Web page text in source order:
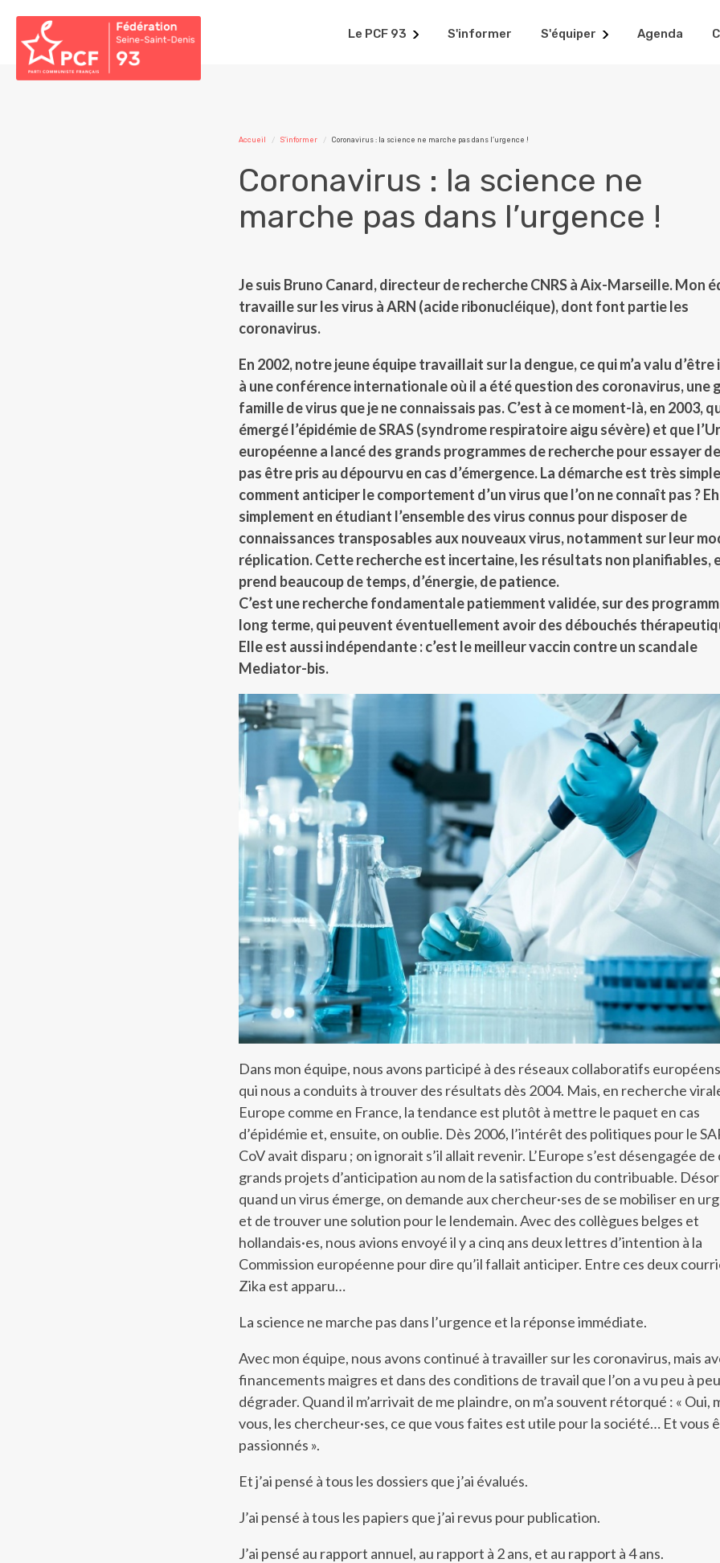
Le PCF 93 S'informer S'équiper Agenda
Accueil S'informer Coronavirus : la science ne marche pas dans l’urgence !
Coronavirus : la science ne
marche pas dans l’urgence !
Je suis Bruno Canard, directeur de recherche CNRS à Aix-Marseille. Mon
travaille sur les virus à ARN (acide ribonucléique), dont font partie les
coronavirus.
En 2002, notre jeune équipe travaillait sur la dengue, ce qui m’a valu
à une conférence internationale où il a été question des coronavirus, une
famille de virus que je ne connaissais pas. C’est à ce moment-là, en 2003,
émergé l’épidémie de SRAS (syndrome respiratoire aigu sévère) et que
européenne a lancé des grands programmes de recherche pour essayer
pas être pris au dépourvu en cas d’émergence. La démarche est très
comment anticiper le comportement d’un virus que l’on ne connaît pas ?
simplement en étudiant l’ensemble des virus connus pour disposer de
connaissances transposables aux nouveaux virus, notamment sur leur
réplication. Cette recherche est incertaine, les résultats non planifiables,
prend beaucoup de temps, d’énergie, de patience.
C’est une recherche fondamentale patiemment validée, sur des
long terme, qui peuvent éventuellement avoir des débouchés
Elle est aussi indépendante : c’est le meilleur vaccin contre un scandale
Mediator-bis.
Dans mon équipe, nous avons participé à des réseaux collaboratifs
qui nous a conduits à trouver des résultats dès 2004. Mais, en recherche
Europe comme en France, la tendance est plutôt à mettre le paquet en cas
d’épidémie et, ensuite, on oublie. Dès 2006, l’intérêt des politiques pour le
CoV avait disparu ; on ignorait s’il allait revenir. L’Europe s’est désengagée de
grands projets d’anticipation au nom de la satisfaction du contribuable.
quand un virus émerge, on demande aux chercheur·ses de se mobiliser en
et de trouver une solution pour le lendemain. Avec des collègues belges et
hollandais·es, nous avions envoyé il y a cinq ans deux lettres d’intention à la
Commission européenne pour dire qu’il fallait anticiper. Entre ces deux
Zika est apparu…
La science ne marche pas dans l’urgence et la réponse immédiate.
Avec mon équipe, nous avons continué à travailler sur les coronavirus, mais
financements maigres et dans des conditions de travail que l’on a vu peu à
dégrader. Quand il m’arrivait de me plaindre, on m’a souvent rétorqué : « Oui,
vous, les chercheur·ses, ce que vous faites est utile pour la société… Et vous
passionnés ».
Et j’ai pensé à tous les dossiers que j’ai évalués.
J’ai pensé à tous les papiers que j’ai revus pour publication.
J’ai pensé au rapport annuel, au rapport à 2 ans, et au rapport à 4 ans.